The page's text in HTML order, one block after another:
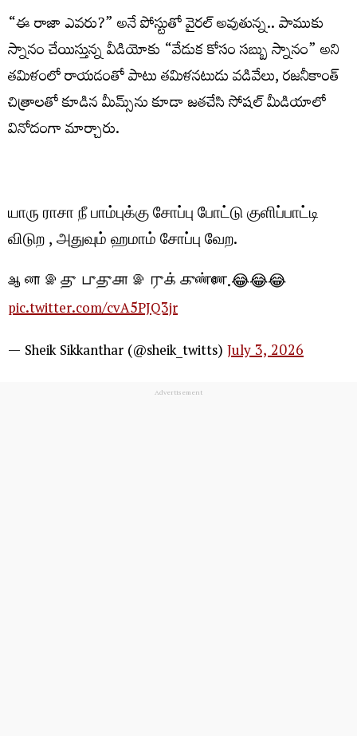
“ఈ రాజా ఎవరు?” అనే పోస్టుతో వైరల్ అవుతున్న.. పాముకు
స్నానం చేయిస్తున్న వీడియోకు “వేడుక కోసం సబ్బు స్నానం” అని
తమిళంలో రాయడంతో పాటు తమిళనటుడు వడివేలు, రజనీకాంత్
చిత్రాలతో కూడిన మీమ్స్‌ను కూడా జతచేసి సోషల్ మీడియాలో
వినోదంగా మార్చారు.
யாரு ராசா நீ பாம்புக்கு சோப்பு போட்டு குளிப்பாட்டி
விடுற , அதுவும் ஹமாம் சோப்பு வேற.
ஆனா இது புதுசா இருக்குண்ணே.😂😂😂
pic.twitter.com/cvA5PJQ3jr
— Sheik Sikkanthar (@sheik_twitts)July 3, 2026